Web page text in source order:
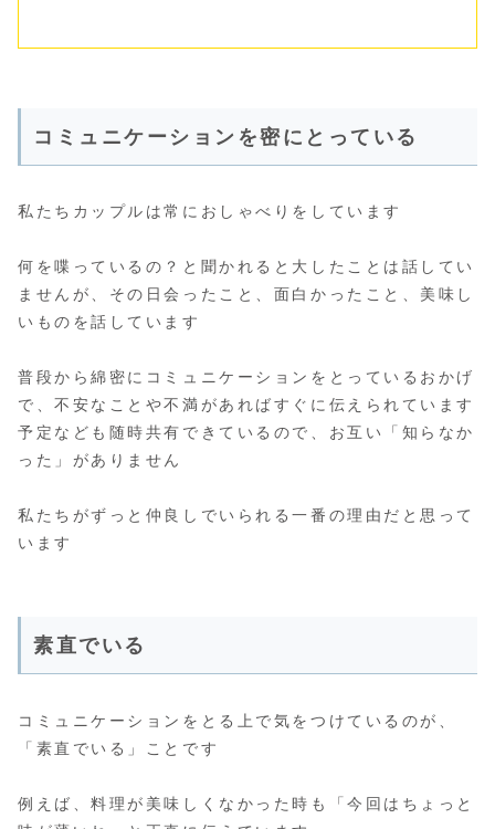
コミュニケーションを密にとっている
私たちカップルは常におしゃべりをしています
何を喋っているの？と聞かれると大したことは話してい
ませんが、その日会ったこと、面白かったこと、美味し
いものを話しています
普段から綿密にコミュニケーションをとっているおかげ
で、不安なことや不満があればすぐに伝えられています
予定なども随時共有できているので、お互い「知らなか
った」がありません
私たちがずっと仲良しでいられる一番の理由だと思って
います
素直でいる
コミュニケーションをとる上で気をつけているのが、
「素直でいる」ことです
例えば、料理が美味しくなかった時も「今回はちょっと